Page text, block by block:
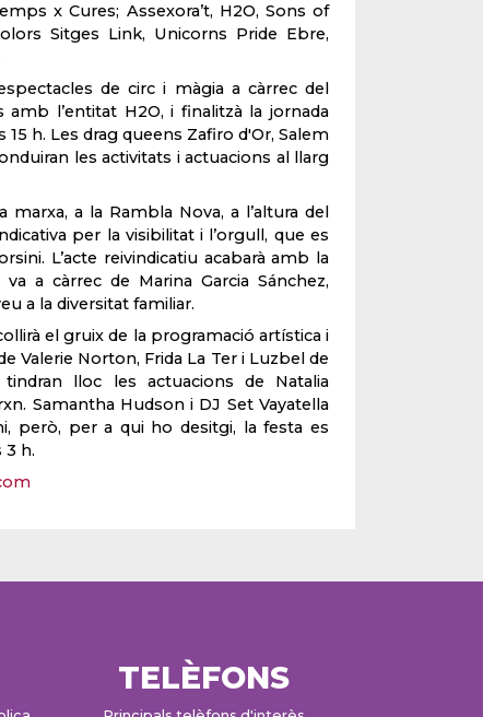
x Cures; Assexora’t, H2O, Sons of
Sitges Link, Unicorns Pride Ebre,
de circ i màgia a càrrec del
l’entitat H2O, i finalitzà la jornada
15 h. Les drag queens Zafiro d'Or, Salem
les activitats i actuacions al llarg
a la Rambla Nova, a l’altura del
per la visibilitat i l’orgull, que es
L’acte reivindicatiu acabarà amb la
a càrrec de Marina Garcia Sánchez,
a la diversitat familiar.
el gruix de la programació artística i
Valerie Norton, Frida La Ter i Luzbel de
lloc les actuacions de Natalia
Samantha Hudson i DJ Set Vayatella
però, per a qui ho desitgi, la festa es
3 h.
TELÈFONS